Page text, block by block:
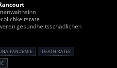
gesundheitsschädlichen
PANDEMIE
DEATH RATES